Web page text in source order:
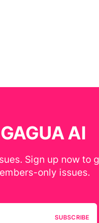
AI
Sign up now to
only issues.
SUBSCRIBE